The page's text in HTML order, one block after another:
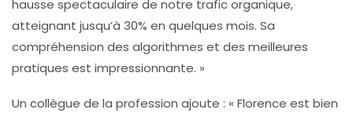
hausse spectaculaire de notre trafic organique,
atteignant jusqu’à 30% en quelques mois. Sa
compréhension des algorithmes et des meilleures
pratiques est impressionnante. »
Un collègue de la profession ajoute : « Florence est bien